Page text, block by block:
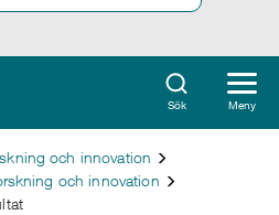
Sök Meny
och innovation
och innovation